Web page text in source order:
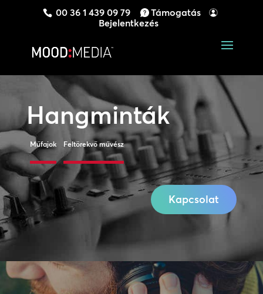
00 36 1 439 09 79
Támogatás
Bejelentkezés
Hangminták
Műfajok Feltörekvő művész
Kapcsolat